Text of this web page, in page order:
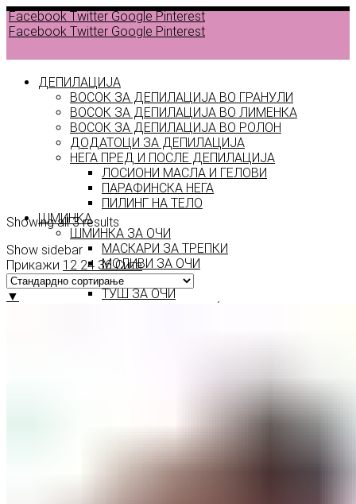
Facebook Twitter Google Pinterest
Facebook Twitter Google Pinterest
ДЕПИЛАЦИЈА
ВОСОК ЗА ДЕПИЛАЦИЈА ВО ГРАНУЛИ
ВОСОК ЗА ДЕПИЛАЦИЈА ВО ЛИМЕНКА
ВОСОК ЗА ДЕПИЛАЦИЈА ВО РОЛОН
ДОДАТОЦИ ЗА ДЕПИЛАЦИЈА
НЕГА ПРЕД И ПОСЛЕ ДЕПИЛАЦИЈА
ЛОСИОНИ МАСЛА И ГЕЛОВИ
ПАРАФИНСКА НЕГА
ПИЛИНГ НА ТЕЛО
ШМИНКА
ШМИНКА ЗА ОЧИ
МАСКАРИ ЗА ТРЕПКИ
МОЛИВИ ЗА ОЧИ
СЕНКИ ЗА ОЧИ
ТУШ ЗА ОЧИ
products
Showing all 3 results
Show sidebar
Прикажи 12 24 36 Сите
▼